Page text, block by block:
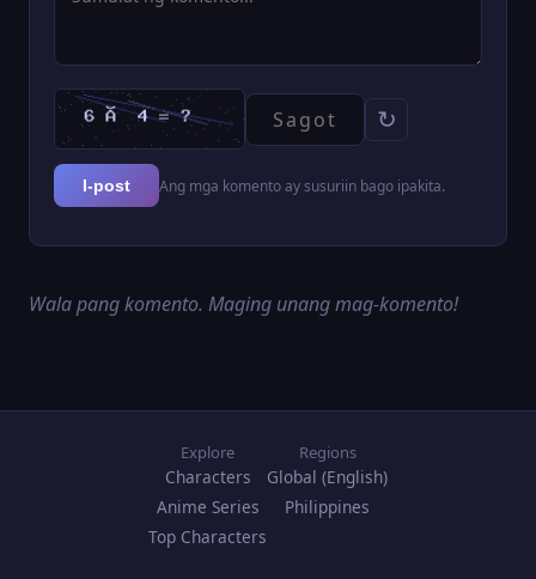
↻
I-post Ang mga komento ay susuriin bago ipakita.
Wala pang komento. Maging unang mag-komento!
Explore
Characters
Anime Series
Top Characters
Regions
Global (English)
Philippines